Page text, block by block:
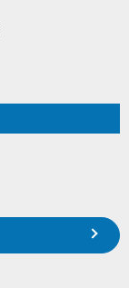
市 東原 S様邸